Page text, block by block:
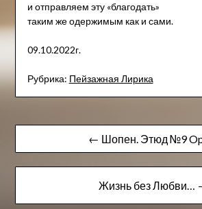
и отправляем эту «благодать»
таким же одержимым как и сами.
09.10.2022г.
Рубрика: Пейзажна​я Лирика
Навигация
по
← Шопен. Этюд №9
Жизнь без Любви…